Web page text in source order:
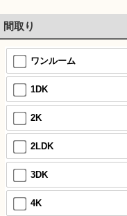
間取り
ワンルーム
1DK
2K
2LDK
3DK
4K